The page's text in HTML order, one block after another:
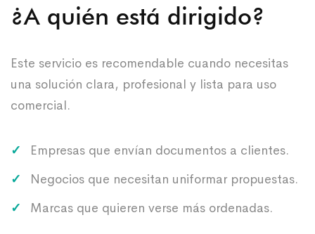
¿A quién está dirigido?
Este servicio es recomendable cuando necesitas
una solución clara, profesional y lista para uso
comercial.
Empresas que envían documentos a clientes.
Negocios que necesitan uniformar propuestas.
Marcas que quieren verse más ordenadas.